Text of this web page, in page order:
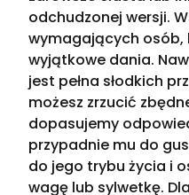
odchudzonej wersji.
wymagających osób,
wyjątkowe dania.
jest pełna słodkich
możesz zrzucić
dopasujemy
przypadnie mu do
do jego trybu życia i
wagę lub sylwetkę.